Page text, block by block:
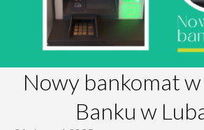
Nowy bankomat
Banku w